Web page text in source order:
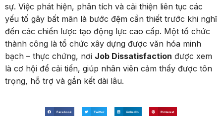
sự. Việc phát hiện, phân tích và cải thiện liên tục các
yếu tố gây bất mãn là bước đệm cần thiết trước khi nghĩ
đến các chiến lược tạo động lực cao cấp. Một tổ chức
thành công là tổ chức xây dựng được văn hóa minh
bạch – thực chứng, nơi Job Dissatisfaction được xem
là cơ hội để cải tiến, giúp nhân viên cảm thấy được tôn
trọng, hỗ trợ và gắn kết dài lâu.
Facebook Twitter LinkedIn Pinterest